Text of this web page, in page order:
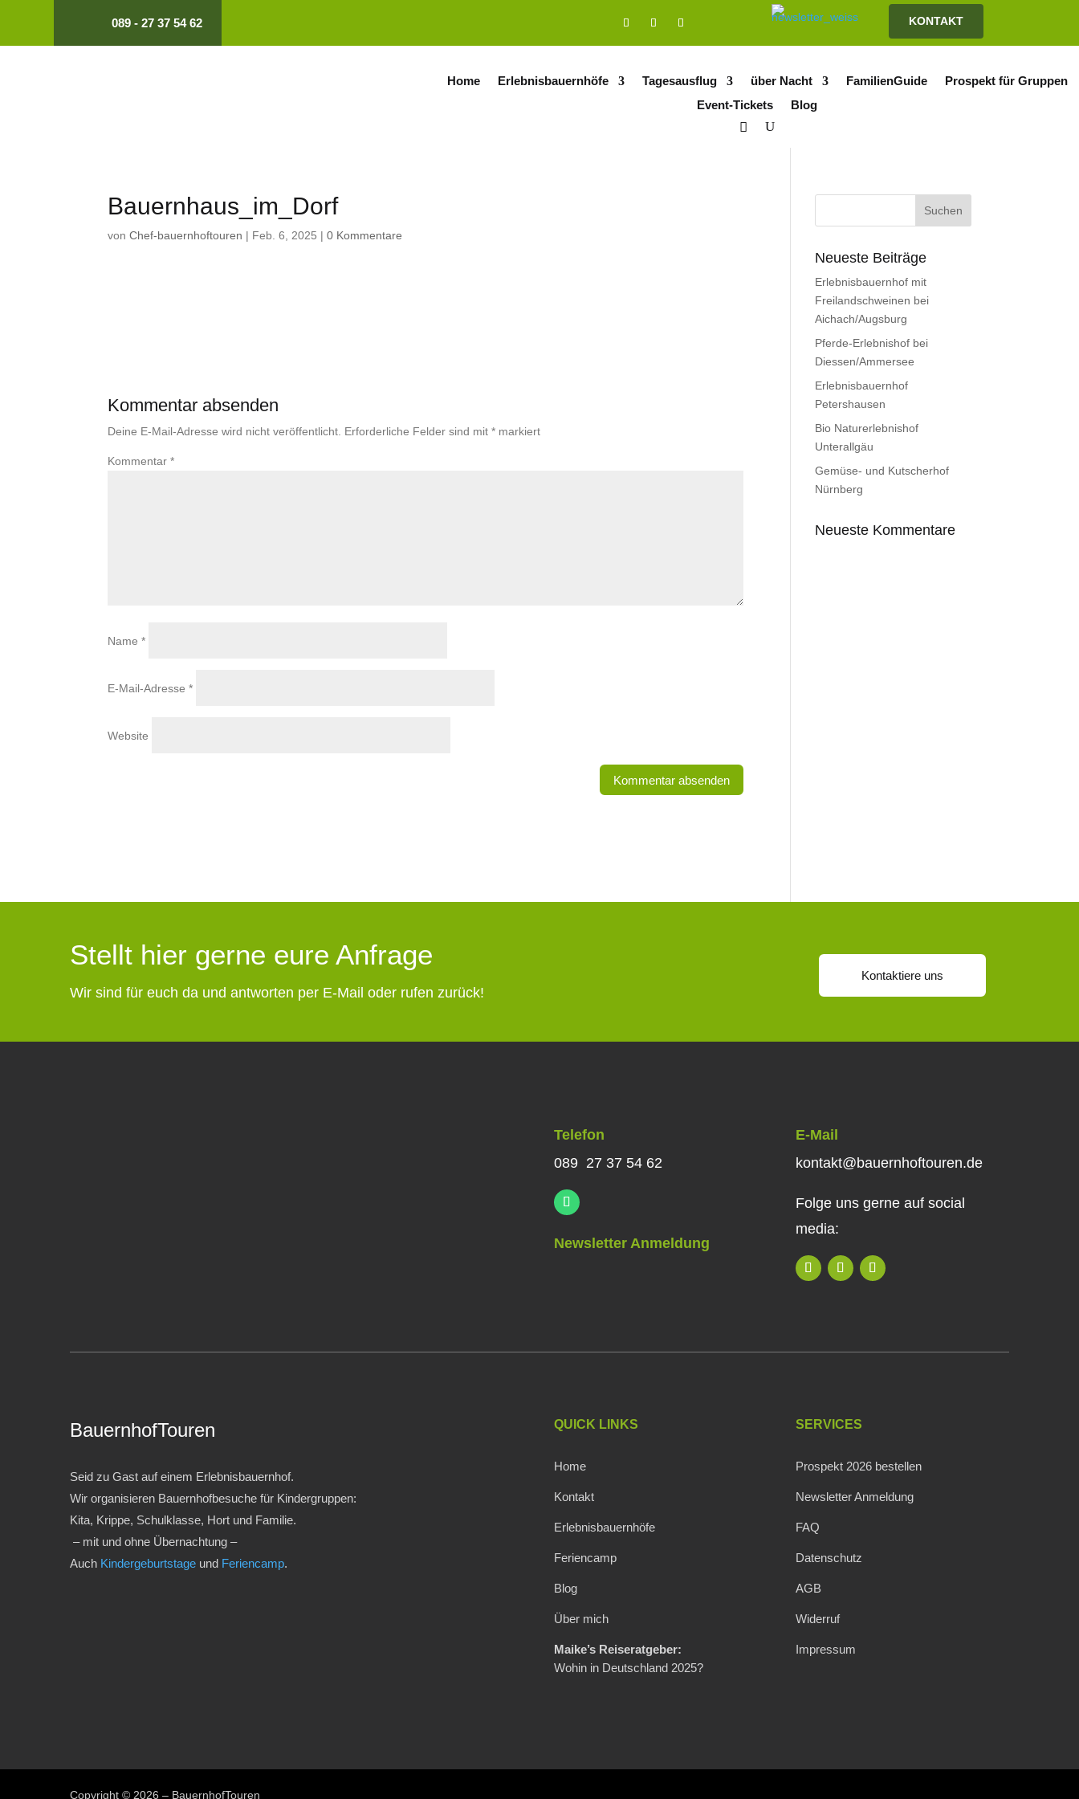
089 - 27 37 54 62 KONTAKT
Home Erlebnisbauernhöfe Tagesausflug über Nacht FamilienGuide
Prospekt für Gruppen
Event-Tickets
Blog
Bauernhaus_im_Dorf
vonChef-bauernhoftouren | Feb. 6, 2025 |0 Kommentare
Kommentar absenden
Deine E-Mail-Adresse wird nicht veröffentlicht. Erforderliche Felder sind mit* markiert
Kommentar*
Name*
E-Mail-Adresse*
Website
Neueste Beiträge
Erlebnisbauernhof mit
Freilandschweinen bei
Aichach/Augsburg
Pferde-Erlebnishof bei
Diessen/Ammersee
Erlebnisbauernhof
Petershausen
Bio Naturerlebnishof
Unterallgäu
Gemüse- und Kutscherhof
Nürnberg
Neueste Kommentare
Stellt hier gerne eure Anfrage
Wir sind für euch da und antworten per E-Mail oder rufen zurück!
Kontaktiere uns
Telefon
089 27 37 54 62
Newsletter Anmeldung
E-Mail
kontakt@bauernhoftouren.de
Folge uns gerne auf social
media:
BauernhofTouren
Seid zu Gast auf einem Erlebnisbauernhof.
Wir organisieren Bauernhofbesuche für Kindergruppen:
Kita, Krippe, Schulklasse, Hort und Familie.
– mit und ohne Übernachtung –
Auch Kindergeburtstage und Feriencamp.
QUICK LINKS
Home
Kontakt
Erlebnisbauernhöfe
Feriencamp
Blog
Über mich
Maike’s Reiseratgeber:
Wohin in Deutschland 2025?
SERVICES
Prospekt 2026 bestellen
Newsletter Anmeldung
FAQ
Datenschutz
AGB
Widerruf
Impressum
Copyright © 2026 – BauernhofTouren